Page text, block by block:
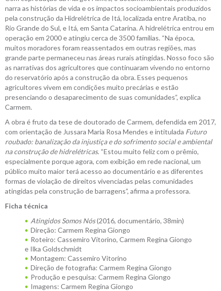
narra as histórias de vida e os impactos socioambientais produzidos
pela construção da Hidrelétrica de Itá, localizada entre Aratiba, no
Rio Grande do Sul, e Itá, em Santa Catarina. A hidrelétrica entrou em
operação em 2000 e atingiu cerca de 3500 famílias. “Na época,
muitos moradores foram reassentados em outras regiões, mas
grande parte permaneceu nas áreas rurais atingidas. Nosso foco são
as narrativas dos agricultores que continuaram vivendo no entorno
do reservatório após a construção da obra. Esses pequenos
agricultores vivem em condições muito precárias e estão
presenciando o desaparecimento de suas comunidades”, explica
Carmem.
A obra é fruto da tese de doutorado de Carmem, defendida em 2017,
com orientação de Jussara Maria Rosa Mendes e intitulada Futuro
roubado: banalização da injustiça e do sofrimento social e ambiental
na construção de hidrelétricas. “Estou muito feliz com o prêmio,
especialmente porque agora, com exibição em rede nacional, um
público muito maior terá acesso ao documentário e as diferentes
formas de violação de direitos vivenciadas pelas comunidades
atingidas pela construção de barragens”, afirma a professora.
Ficha técnica
Atingidos Somos Nós(2016, documentário, 38min)
Direção: Carmem Regina Giongo
Roteiro: Cassemiro Vitorino, Carmem Regina Giongo
e Ilka Goldschmidt
Montagem: Cassemiro Vitorino
Direção de fotografia: Carmem Regina Giongo
Produção e pesquisa: Carmem Regina Giongo
Imagens: Carmem Regina Giongo